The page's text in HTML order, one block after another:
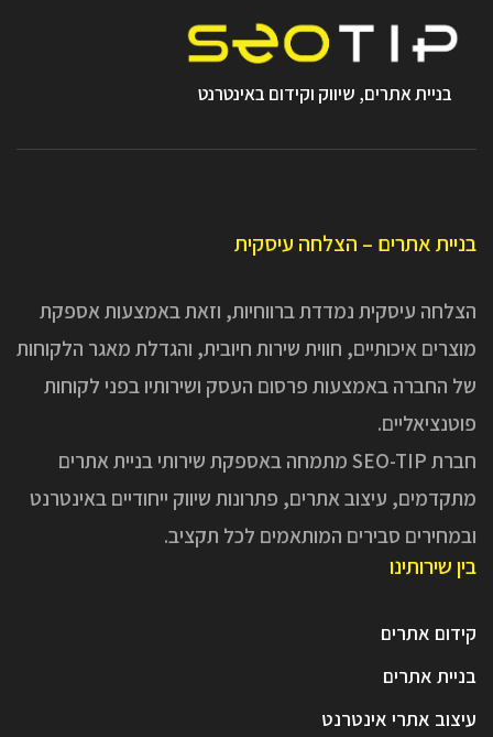
בניית אתרים, שיווק וקידום באינטרנט
בניית אתרים – הצלחה עיסקית
הצלחה עיסקית נמדדת ברווחיות, וזאת באמצעות אספקת
מוצרים איכותיים, חווית שירות חיובית, והגדלת מאגר הלקוחות
של החברה באמצעות פרסום העסק ושירותיו בפני לקוחות
פוטנציאליים.
חברת SEO-TIP מתמחה באספקת שירותי בניית אתרים
מתקדמים, עיצוב אתרים, פתרונות שיווק ייחודיים באינטרנט
ובמחירים סבירים המותאמים לכל תקציב.
בין שירותינו
קידום אתרים
בניית אתרים
עיצוב אתרי אינטרנט